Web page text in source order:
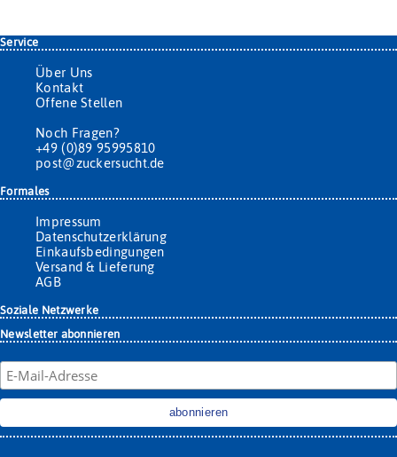
Service
Über Uns
Kontakt
Offene Stellen
Noch Fragen?
+49 (0)89 95995810
post@zuckersucht.de
Formales
Impressum
Datenschutzerklärung
Einkaufsbedingungen
Versand & Lieferung
AGB
Soziale Netzwerke
Newsletter abonnieren